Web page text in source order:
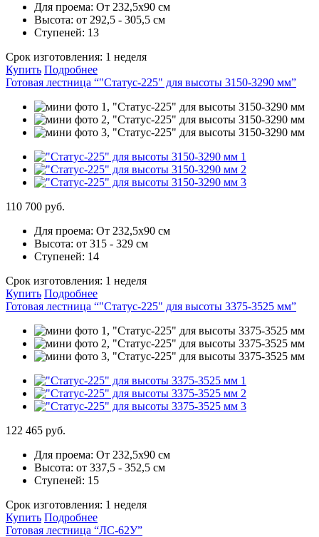
Для проема: От 232,5х90 см
Высота: от 292,5 - 305,5 см
Ступеней: 13
Срок изготовления: 1 неделя
Купить Подробнее
Готовая лестница “"Статус-225" для высоты 3150-3290 мм”
110 700 руб.
Для проема: От 232,5х90 см
Высота: от 315 - 329 см
Ступеней: 14
Срок изготовления: 1 неделя
Купить Подробнее
Готовая лестница “"Статус-225" для высоты 3375-3525 мм”
122 465 руб.
Для проема: От 232,5х90 см
Высота: от 337,5 - 352,5 см
Ступеней: 15
Срок изготовления: 1 неделя
Купить Подробнее
Готовая лестница “ЛС-62У”